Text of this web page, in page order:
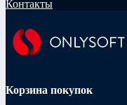
Контакты
Корзина покупок